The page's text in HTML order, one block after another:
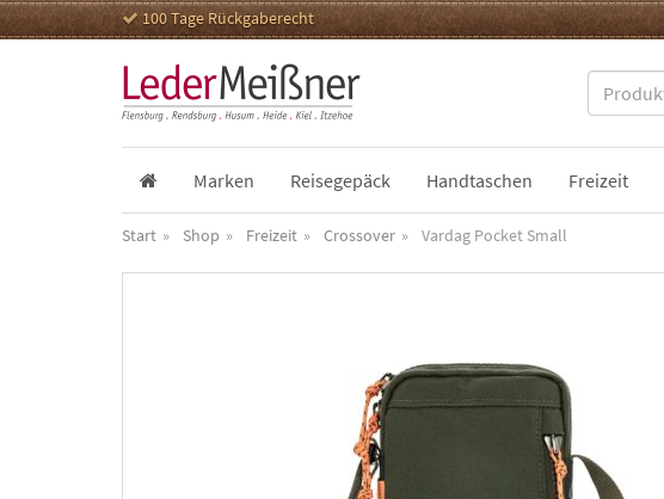
100 Tage Rückgaberecht
Marken Reisegepäck Handtaschen Freizeit
Start Shop Freizeit Crossover Vardag Pocket Small